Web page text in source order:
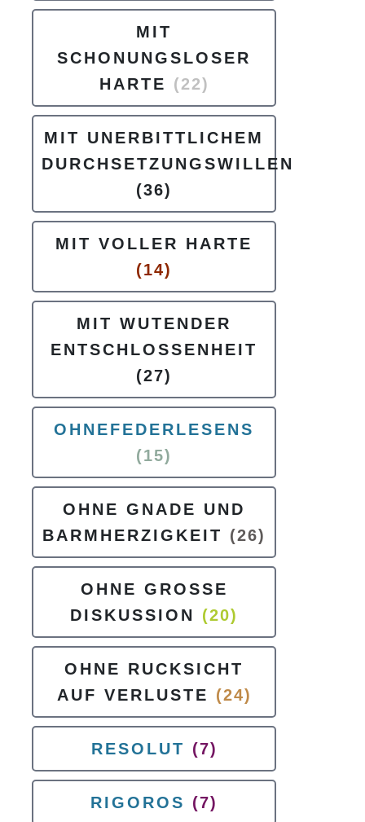
MIT
SCHONUNGSLOSER
HARTE (22)
MIT UNERBITTLICHEM
DURCHSETZUNGSWILLEN
(36)
MIT VOLLER HARTE
(14)
MIT WUTENDER
ENTSCHLOSSENHEIT
(27)
OHNEFEDERLESENS
(15)
OHNE GNADE UND
BARMHERZIGKEIT (26)
OHNE GROSSE
DISKUSSION
(20)
OHNE RUCKSICHT
AUF VERLUSTE (24)
RESOLUT (7)
RIGOROS (7)